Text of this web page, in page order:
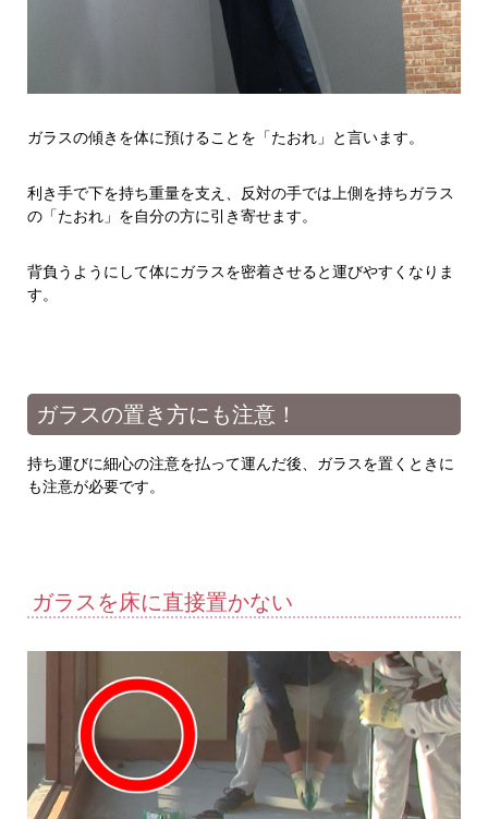
ガラスの傾きを体に預けることを「たおれ」と言います。
利き手で下を持ち重量を支え、反対の手では上側を持ちガラス
の「たおれ」を自分の方に引き寄せます。
背負うようにして体にガラスを密着させると運びやすくなりま
す。
ガラスの置き方にも注意！
持ち運びに細心の注意を払って運んだ後、ガラスを置くときに
も注意が必要です。
ガラスを床に直接置かない